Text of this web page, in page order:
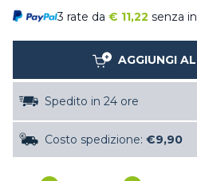
3 rate da € 11,22 senza
AGGIUNGI
Spedito in 24 ore
Costo spedizione: €9,90